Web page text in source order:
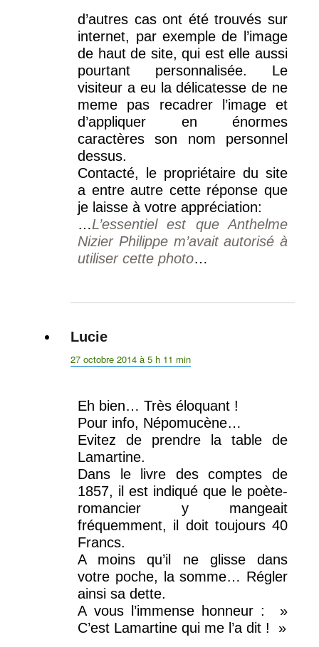
d’autres cas ont été trouvés sur
internet, par exemple de l’image
de haut de site, qui est elle aussi
pourtant personnalisée. Le
visiteur a eu la délicatesse de ne
meme pas recadrer l’image et
d’appliquer en énormes
caractères son nom personnel
dessus.
Contacté, le propriétaire du site
a entre autre cette réponse que
je laisse à votre appréciation:
…L’essentiel est que Anthelme
Nizier Philippe m’avait autorisé à
utiliser cette photo…
Lucie
27 octobre 2014 à 5 h 11 min
Eh bien… Très éloquant !
Pour info, Népomucène…
Evitez de prendre la table de
Lamartine.
Dans le livre des comptes de
1857, il est indiqué que le poète-
romancier y mangeait
fréquemment, il doit toujours 40
Francs.
A moins qu’il ne glisse dans
votre poche, la somme… Régler
ainsi sa dette.
A vous l’immense honneur : »
C’est Lamartine qui me l’a dit ! »